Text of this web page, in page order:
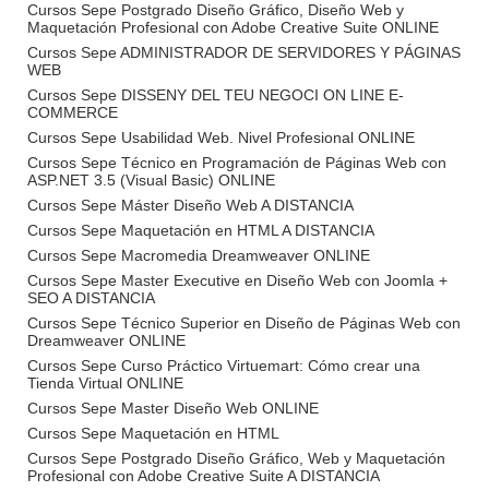
Cursos Sepe Postgrado Diseño Gráfico, Diseño Web y
Maquetación Profesional con Adobe Creative Suite ONLINE
Cursos Sepe ADMINISTRADOR DE SERVIDORES Y PÁGINAS
WEB
Cursos Sepe DISSENY DEL TEU NEGOCI ON LINE E-
COMMERCE
Cursos Sepe Usabilidad Web. Nivel Profesional ONLINE
Cursos Sepe Técnico en Programación de Páginas Web con
ASP.NET 3.5 (Visual Basic) ONLINE
Cursos Sepe Máster Diseño Web A DISTANCIA
Cursos Sepe Maquetación en HTML A DISTANCIA
Cursos Sepe Macromedia Dreamweaver ONLINE
Cursos Sepe Master Executive en Diseño Web con Joomla +
SEO A DISTANCIA
Cursos Sepe Técnico Superior en Diseño de Páginas Web con
Dreamweaver ONLINE
Cursos Sepe Curso Práctico Virtuemart: Cómo crear una
Tienda Virtual ONLINE
Cursos Sepe Master Diseño Web ONLINE
Cursos Sepe Maquetación en HTML
Cursos Sepe Postgrado Diseño Gráfico, Web y Maquetación
Profesional con Adobe Creative Suite A DISTANCIA